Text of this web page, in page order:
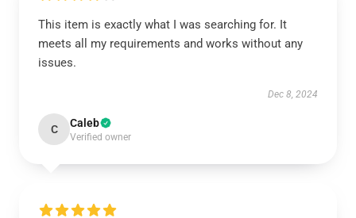
This item is exactly what I was searching for. It
meets all my requirements and works without any
issues.
Dec 8, 2024
C Caleb
Verified owner